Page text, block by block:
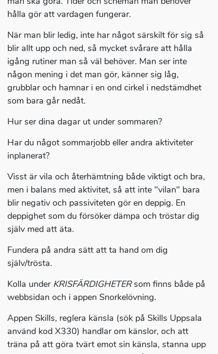
hålla gör att vardagen fungerar.
När man blir ledig, inte har något särskilt för sig så
blir allt upp och ned, så mycket svårare att hålla
igång rutiner man så väl behöver. Man ser inte
någon mening i det man gör, känner sig låg,
grubblar och hamnar i en ond cirkel i nedstämdhet
som bara går nedåt.
Hur ser dina dagar ut under sommaren?
Har du något sommarjobb eller andra aktiviteter
inplanerat?
Visst är vila och återhämtning både viktigt och bra,
men i balans med aktivitet, så att inte "vilan" bara
blir negativ och passiviteten gör en deppig. En
deppighet som du försöker dämpa och tröstar dig
själv med att äta.
Fundera på andra sätt att ta hand om dig
själv/trösta.
Kolla under KRISFÄRDIGHETERsom finns både på
webbsidan och i appen Snorkelövning.
Appen Skills, reglera känsla (sök på Skills Uppsala
använd kod X330) handlar om känslor, och att
träna på att göra tvärt emot sin känsla, stanna upp